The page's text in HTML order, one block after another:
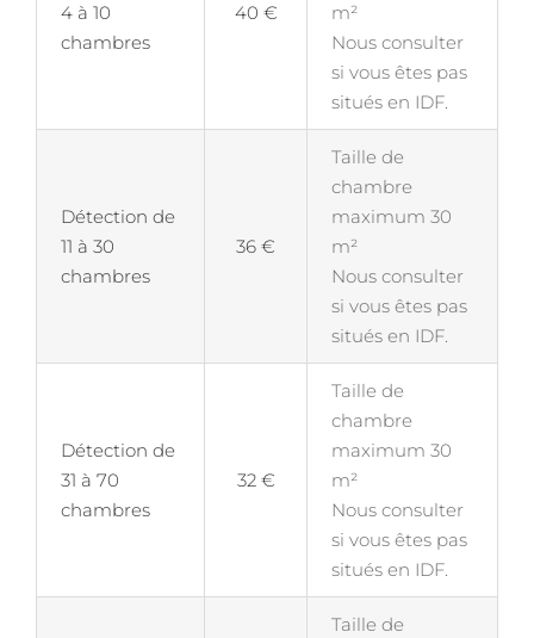
4 à 10
chambres
40 €
m²
Nous consulter
si vous êtes pas
situés en IDF.
Détection de
11 à 30
chambres
36 €
Taille de
chambre
maximum 30
m²
Nous consulter
si vous êtes pas
situés en IDF.
Détection de
31 à 70
chambres
32 €
Taille de
chambre
maximum 30
m²
Nous consulter
si vous êtes pas
situés en IDF.
Taille de